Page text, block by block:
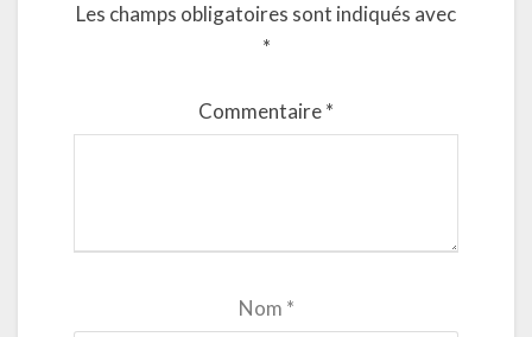
Les champs obligatoires sont indiqués avec
*
Commentaire*
Nom *